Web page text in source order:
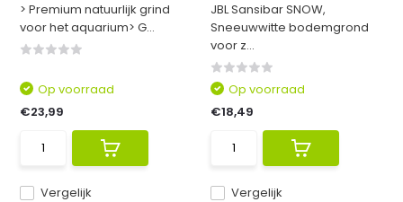
> Premium natuurlijk grind
voor het aquarium> G...
Vergelijk
Op voorraad
€23,99
JBL Sansibar SNOW,
Sneeuwwitte bodemgrond
voor z...
Vergelijk
Op voorraad
€18,49